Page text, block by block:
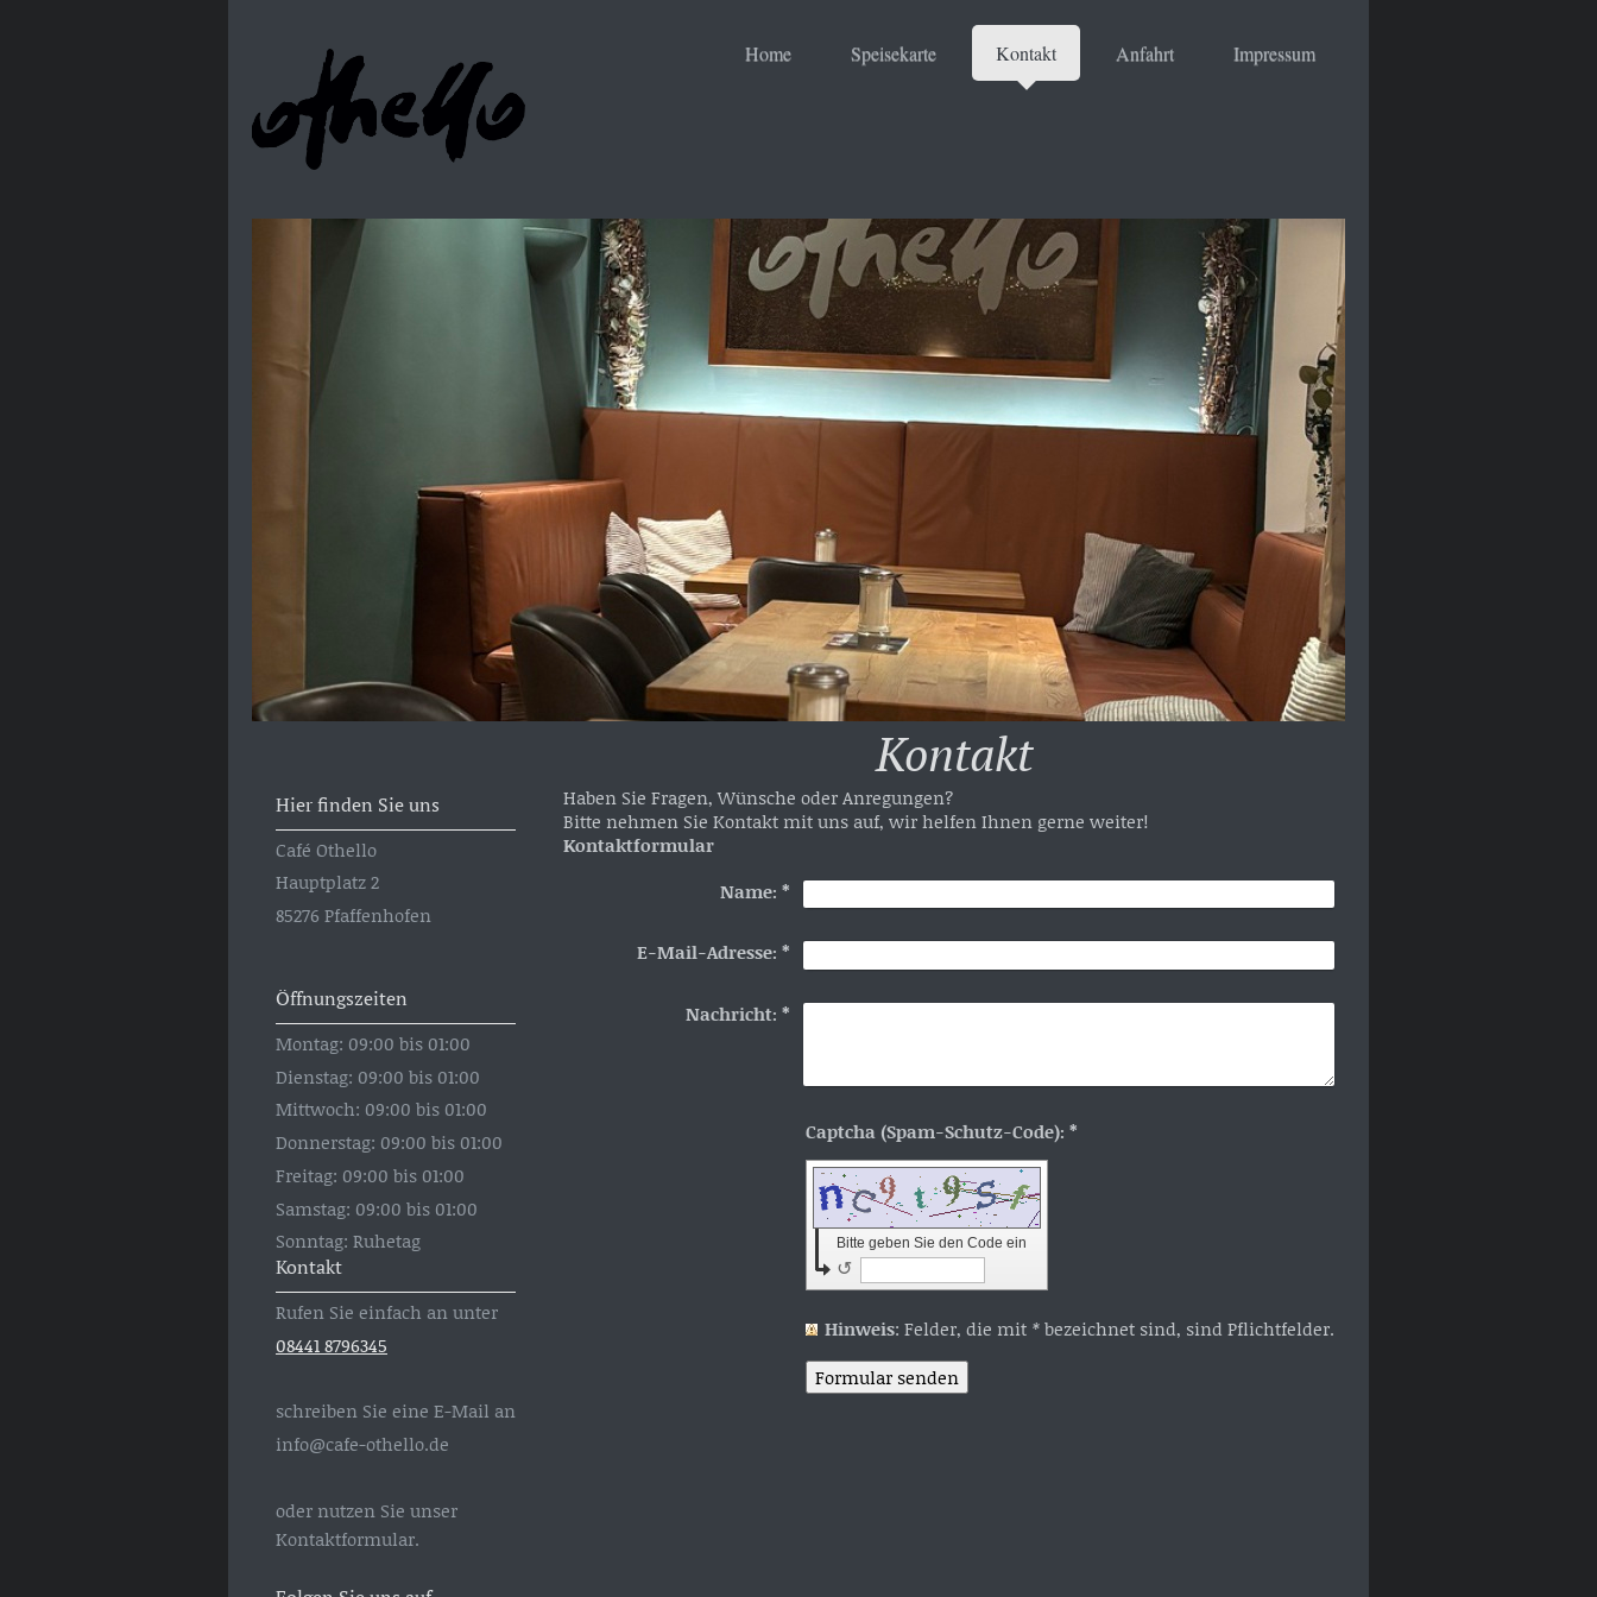
Home Speisekarte Kontakt Anfahrt Impressum
Kontakt
Haben Sie Fragen, Wünsche oder Anregungen?
Bitte nehmen Sie Kontakt mit uns auf, wir helfen Ihnen gerne weiter!
Kontaktformular
Name: *
E-Mail-Adresse: *
Nachricht: *
Captcha (Spam-Schutz-Code): *
Bitte geben Sie den Code ein
↺
Hinweis : Felder, die mit *bezeichnet sind, sind Pflichtfelder.
Hier finden Sie uns
Café Othello
Hauptplatz 2
85276 Pfaffenhofen
Öffnungszeiten
Montag: 09:00 bis 01:00
Dienstag: 09:00 bis 01:00
Mittwoch: 09:00 bis 01:00
Donnerstag: 09:00 bis 01:00
Freitag: 09:00 bis 01:00
Samstag: 09:00 bis 01:00
Sonntag: Ruhetag
Kontakt
Rufen Sie einfach an unter
08441 8796345
schreiben Sie eine E-Mail an
info@cafe-othello.de
oder nutzen Sie unser
Kontaktformular.